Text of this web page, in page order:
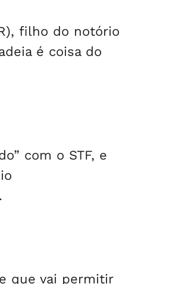
filho do notório
é coisa do
com o STF, e
que vai permitir